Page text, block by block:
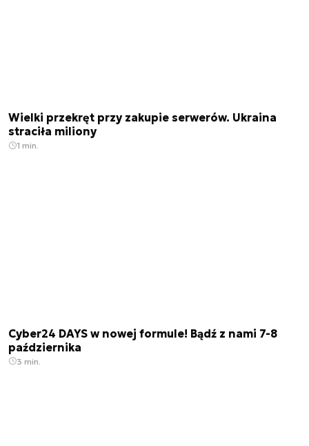
Wielki przekręt przy zakupie serwerów. Ukraina
straciła miliony
1 min.
Cyber24 DAYS w nowej formule! Bądź z nami 7-8
października
3 min.